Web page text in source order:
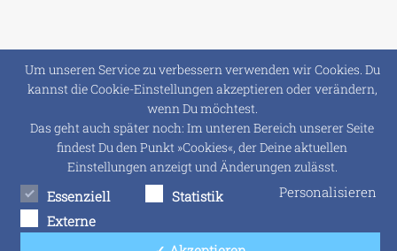
Um unseren Service zu verbessern verwenden wir Cookies. Du
kannst die Cookie-Einstellungen akzeptieren oder verändern,
wenn Du möchtest.
Das geht auch später noch: Im unteren Bereich unserer Seite
findest Du den Punkt »Cookies«, der Deine aktuellen
Einstellungen anzeigt und Änderungen zulässt.
Essenziell
Statistik
Externe
Personalisieren